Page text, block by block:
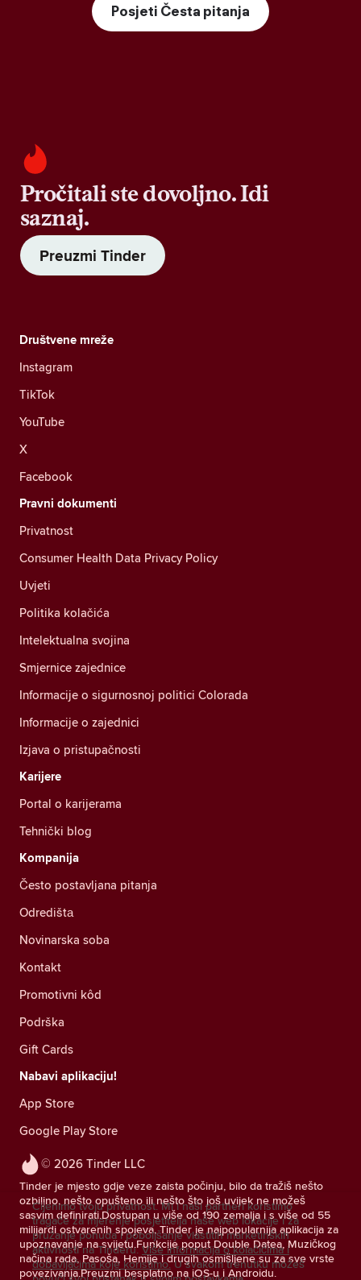
Posjeti Česta pitanja
Pročitali ste dovoljno. Idi
saznaj.
Preuzmi Tinder
© 2026 Tinder LLC
Tinder je mjesto gdje veze zaista počinju, bilo da tražiš nešto
ozbiljno, nešto opušteno ili nešto što još uvijek ne možeš
sasvim definirati.Dostupan u više od 190 zemalja i s više od 55
milijardi ostvarenih spojeva, Tinder je najpopularnija aplikacija za
upoznavanje na svijetu.Funkcije poput Double Datea, Muzičkog
načina rada, Pasoša, Hemije i drugih osmišljene su za sve vrste
povezivanja.Preuzmi besplatno na iOS-u i Androidu.
Društvene mreže
Instagram
TikTok
YouTube
X
Facebook
Pravni dokumenti
Privatnost
Consumer Health Data Privacy Policy
Uvjeti
Politika kolačića
Intelektualna svojina
Smjernice zajednice
Informacije o sigurnosnoj politici Colorada
Informacije o zajednici
Izjava o pristupačnosti
Karijere
Portal o karijerama
Tehnički blog
Kompanija
Često postavljana pitanja
Odredištа
Novinarska soba
Kontakt
Promotivni kôd
Podrška
Gift Cards
Nabavi aplikaciju!
App Store
Google Play Store
Cijenimo tvoju privatnost. Mi i naši partneri koristimo
tragače za mjerenje posjetitelja naše web lokacije i za
pružanje ponuda i poboljšanje vlastitih marketinških
aktivnosti na Tinderu. Više informacija o kolačićima i
dobavljačima koje koristimo. U svakom trenutku možeš